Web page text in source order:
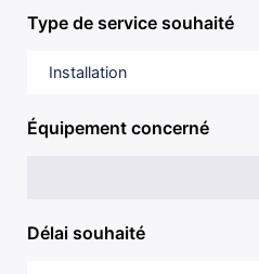
Type de service souhaité
Équipement concerné
Délai souhaité